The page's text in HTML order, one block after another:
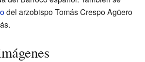
del arzobispo Tomás Crespo Agüero